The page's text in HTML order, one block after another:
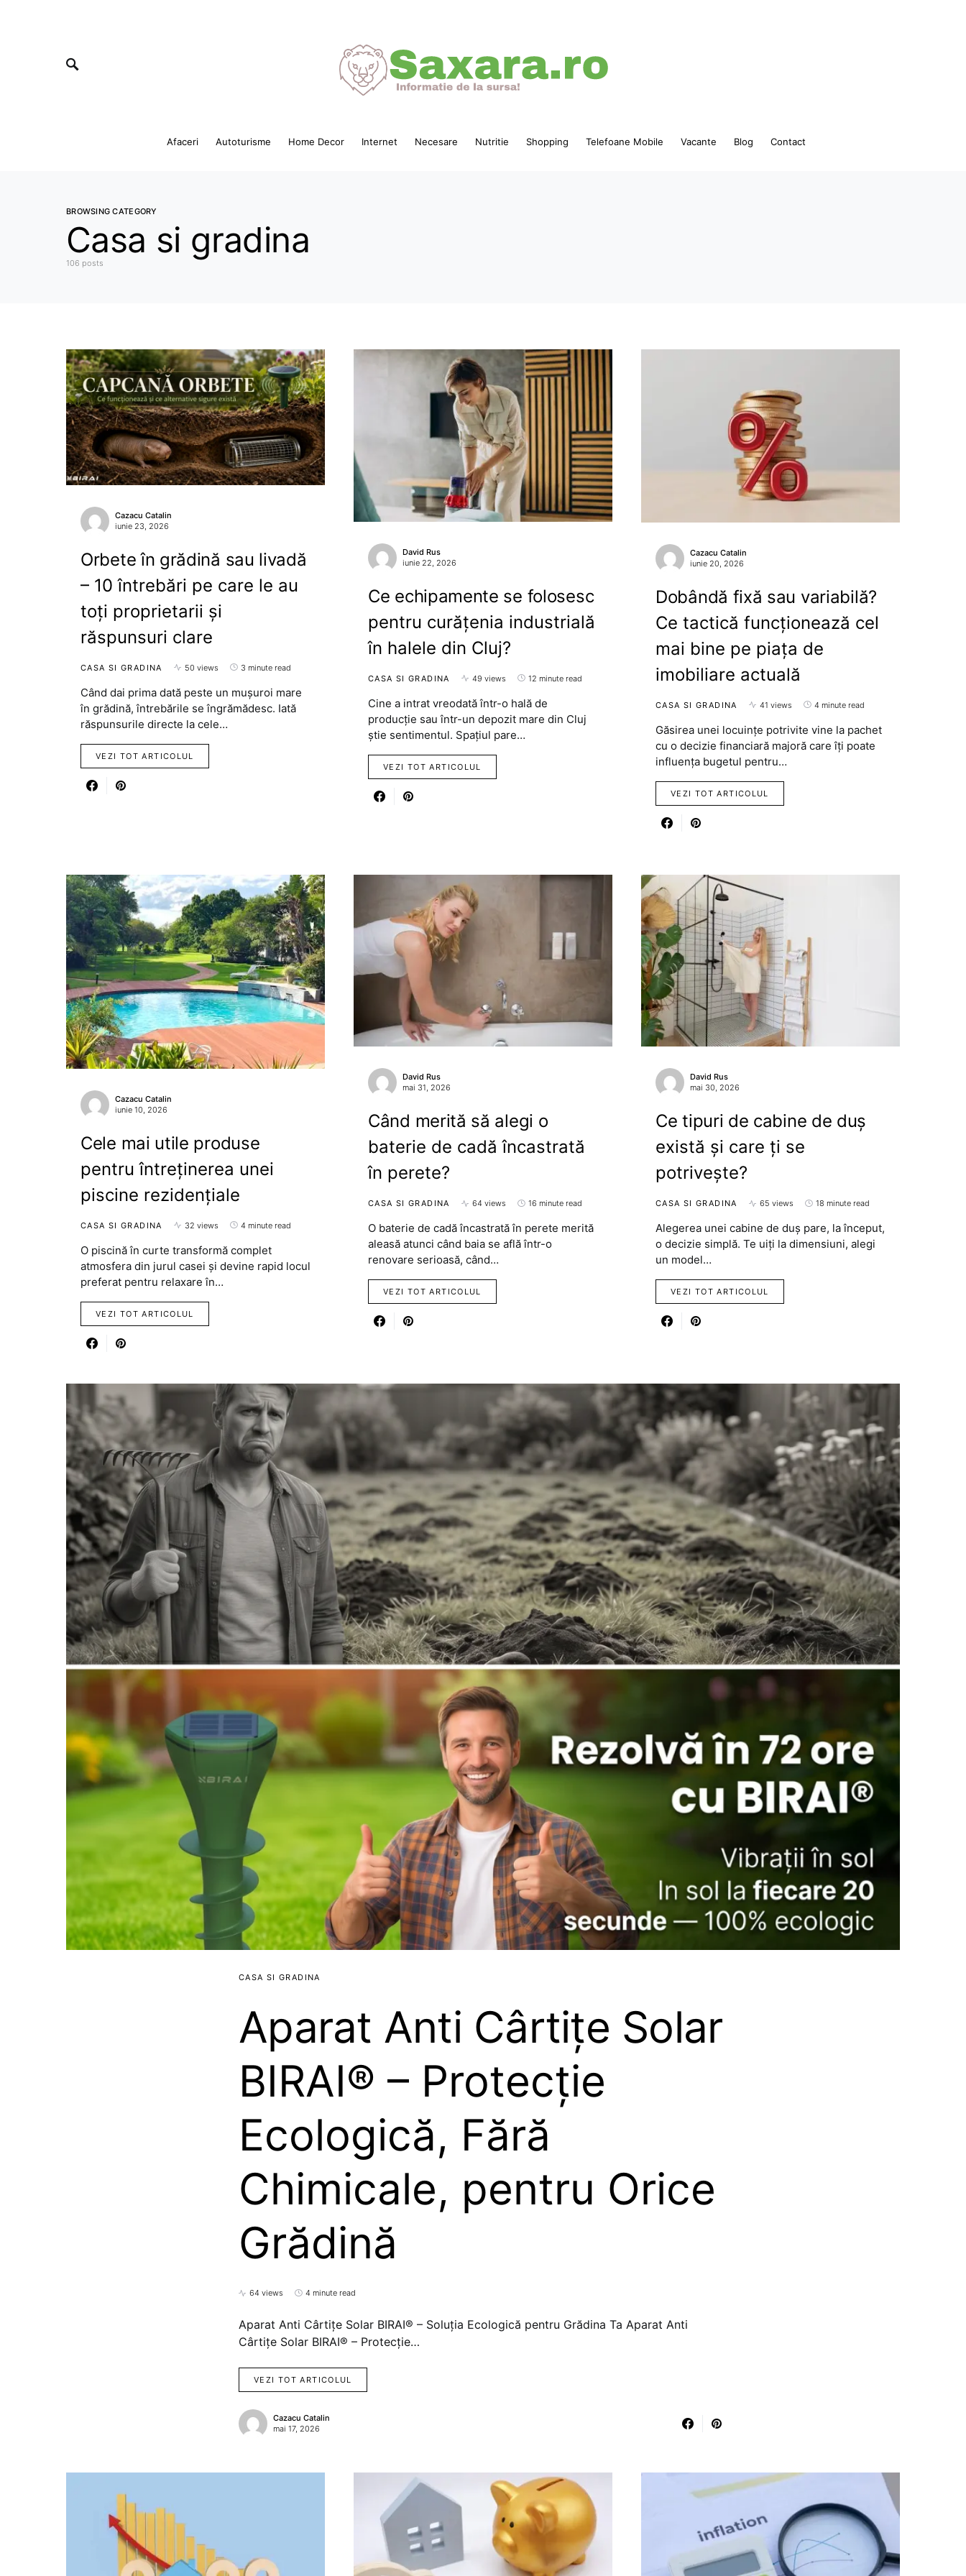
Afaceri Autoturisme Home Decor Internet Necesare Nutritie Shopping Telefoane Mobile Vacante Blog Contact
BROWSING CATEGORY
Casa si gradina
106 posts
Cazacu Catalin
iunie 23, 2026
Orbete în grădină sau livadă
– 10 întrebări pe care le au
toți proprietarii și
răspunsuri clare
CASA SI GRADINA 50 views 3 minute read
Când dai prima dată peste un mușuroi mare
în grădină, întrebările se îngrămădesc. Iată
răspunsurile directe la cele…
VEZI TOT ARTICOLUL
David Rus
iunie 22, 2026
Ce echipamente se folosesc
pentru curățenia industrială
în halele din Cluj?
CASA SI GRADINA 49 views 12 minute read
Cine a intrat vreodată într-o hală de
producție sau într-un depozit mare din Cluj
știe sentimentul. Spațiul pare…
VEZI TOT ARTICOLUL
Cazacu Catalin
iunie 20, 2026
Dobândă fixă sau variabilă?
Ce tactică funcționează cel
mai bine pe piața de
imobiliare actuală
CASA SI GRADINA 41 views 4 minute read
Găsirea unei locuințe potrivite vine la pachet
cu o decizie financiară majoră care îți poate
influența bugetul pentru…
VEZI TOT ARTICOLUL
Cazacu Catalin
iunie 10, 2026
Cele mai utile produse
pentru întreținerea unei
piscine rezidențiale
CASA SI GRADINA 32 views 4 minute read
O piscină în curte transformă complet
atmosfera din jurul casei și devine rapid locul
preferat pentru relaxare în…
VEZI TOT ARTICOLUL
David Rus
mai 31, 2026
Când merită să alegi o
baterie de cadă încastrată
în perete?
CASA SI GRADINA 64 views 16 minute read
O baterie de cadă încastrată în perete merită
aleasă atunci când baia se află într-o
renovare serioasă, când…
VEZI TOT ARTICOLUL
David Rus
mai 30, 2026
Ce tipuri de cabine de duș
există și care ți se
potrivește?
CASA SI GRADINA 65 views 18 minute read
Alegerea unei cabine de duș pare, la început,
o decizie simplă. Te uiți la dimensiuni, alegi
un model…
VEZI TOT ARTICOLUL
CASA SI GRADINA
Aparat Anti Cârtițe Solar
BIRAI® – Protecție
Ecologică, Fără
Chimicale, pentru Orice
Grădină
64 views 4 minute read
Aparat Anti Cârtițe Solar BIRAI® – Soluția Ecologică pentru Grădina Ta Aparat Anti
Cârtițe Solar BIRAI® – Protecție…
VEZI TOT ARTICOLUL
Cazacu Catalin
mai 17, 2026